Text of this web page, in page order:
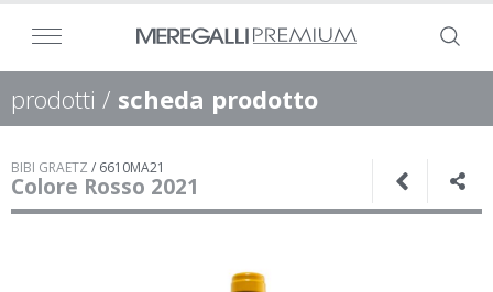
prodotti / scheda prodotto
BIBI GRAETZ / 6610MA21
Colore Rosso 2021